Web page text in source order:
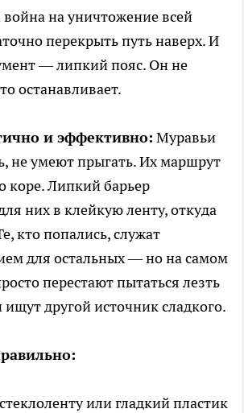
война на уничтожение всей
перекрыть путь наверх. И
— липкий пояс. Он не
останавливает.
и эффективно: Муравьи
не умеют прыгать. Их маршрут
коре. Липкий барьер
них в клейкую ленту, откуда
кто попались, служат
для остальных — но на самом
перестают пытаться лезть
ищут другой источник сладкого.
или гладкий пластик